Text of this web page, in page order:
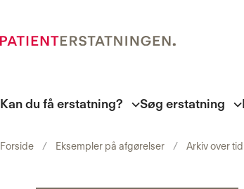
Kan du få erstatning? Søg erstatning
Forside Eksempler på afgørelser Arkiv over